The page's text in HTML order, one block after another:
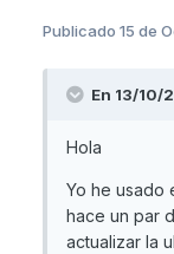
Publicado 15 de
En 13/10/
Hola
Yo he usado
hace un par
actualizar la